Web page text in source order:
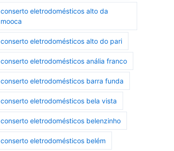
conserto eletrodomésticos alto da
mooca
conserto eletrodomésticos alto do pari
conserto eletrodomésticos anália franco
conserto eletrodomésticos barra funda
conserto eletrodomésticos bela vista
conserto eletrodomésticos belenzinho
conserto eletrodomésticos belém